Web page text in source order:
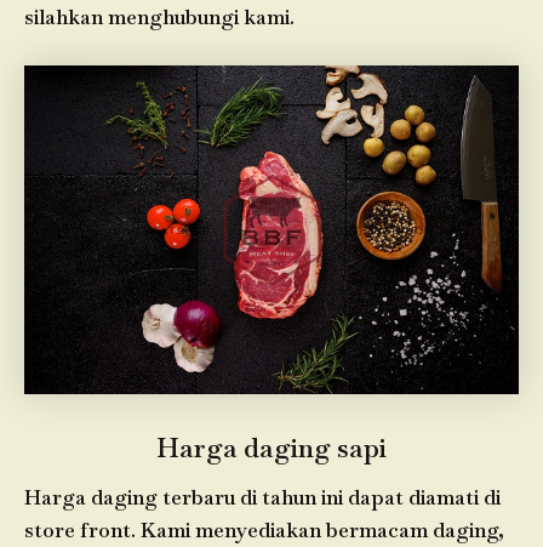
silahkan menghubungi kami.
Harga daging sapi
Harga daging terbaru di tahun ini dapat diamati di
store front. Kami menyediakan bermacam daging,